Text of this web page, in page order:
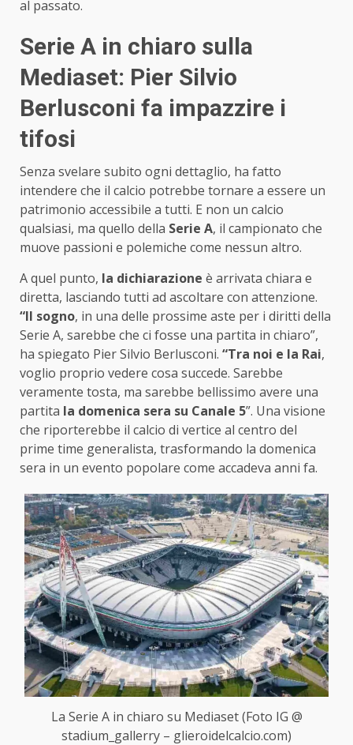
al passato.
Serie A in chiaro sulla
Mediaset: Pier Silvio
Berlusconi fa impazzire i
tifosi
Senza svelare subito ogni dettaglio, ha fatto
intendere che il calcio potrebbe tornare a essere un
patrimonio accessibile a tutti. E non un calcio
qualsiasi, ma quello della Serie A, il campionato che
muove passioni e polemiche come nessun altro.
A quel punto, la dichiarazione è arrivata chiara e
diretta, lasciando tutti ad ascoltare con attenzione.
“Il sogno, in una delle prossime aste per i diritti della
Serie A, sarebbe che ci fosse una partita in chiaro”,
ha spiegato Pier Silvio Berlusconi. “Tra noi e la Rai,
voglio proprio vedere cosa succede. Sarebbe
veramente tosta, ma sarebbe bellissimo avere una
partita la domenica sera su Canale 5”. Una visione
che riporterebbe il calcio di vertice al centro del
prime time generalista, trasformando la domenica
sera in un evento popolare come accadeva anni fa.
La Serie A in chiaro su Mediaset (Foto IG @
stadium_gallerry – glieroidelcalcio.com)